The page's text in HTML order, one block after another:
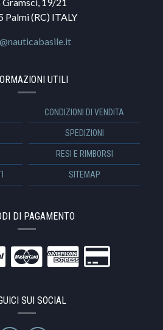
Palmi (RC) ITALY
UTILI
CONDIZIONI DI VENDITA
SPEDIZIONI
RESI E RIMBORSI
SITEMAP
DI PAGAMENTO
SUI SOCIAL